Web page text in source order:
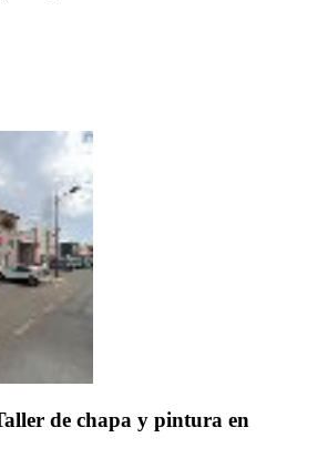
de chapa y pintura en